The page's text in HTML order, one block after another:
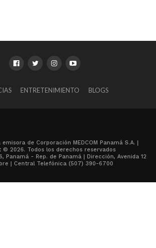
ENTRETENIMIENTO BLOGS
emisora de Corporación MEDCOM Panamá S.A. |
© 2026. Todos los derechos reservados
Panamá - Rep. de Panamá | Dirección, Avenida 12
| Central Telefónica (507) 390-6700